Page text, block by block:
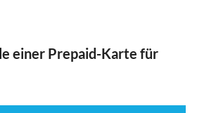
einer Prepaid-Karte für